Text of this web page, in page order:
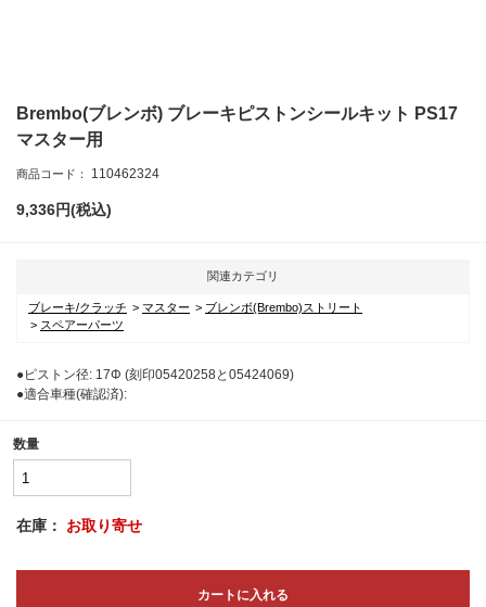
Brembo(ブレンボ) ブレーキピストンシールキット PS17
マスター用
商品コード： 110462324
9,336円(税込)
関連カテゴリ
ブレーキ/クラッチ マスター
ブレンボ(Brembo)ストリート
スペアーパーツ
●ピストン径: 17Φ (刻印05420258と05424069)
●適合車種(確認済):
数量
在庫： お取り寄せ
カートに入れる